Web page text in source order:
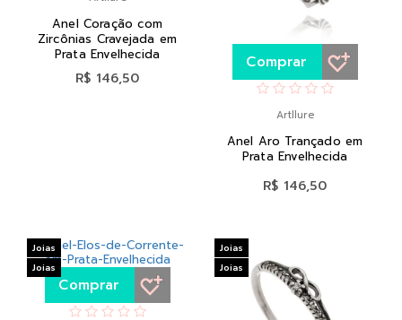
Anel Coração com
Zircônias Cravejada em
Prata Envelhecida
R$ 146,50
Comprar
Artllure
Anel Aro Trançado em
Prata Envelhecida
R$ 146,50
Comprar
Joias
Joias
Joias
Joias